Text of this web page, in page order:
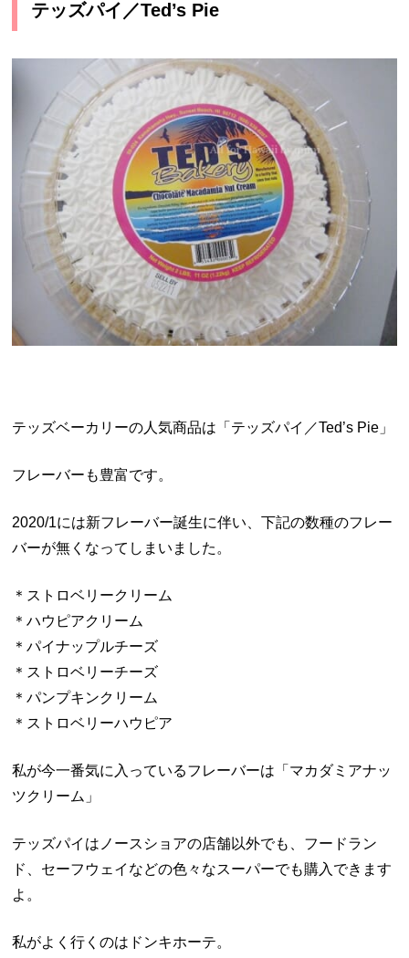
テッズパイ／Ted’s Pie
テッズベーカリーの人気商品は「テッズパイ／Ted’s Pie」
フレーバーも豊富です。
2020/1には新フレーバー誕生に伴い、下記の数種のフレー
バーが無くなってしまいました。
＊ストロベリークリーム
＊ハウピアクリーム
＊パイナップルチーズ
＊ストロベリーチーズ
＊パンプキンクリーム
＊ストロベリーハウピア
私が今一番気に入っているフレーバーは「マカダミアナッ
ツクリーム」
テッズパイはノースショアの店舗以外でも、フードラン
ド、セーフウェイなどの色々なスーパーでも購入できます
よ。
私がよく行くのはドンキホーテ。